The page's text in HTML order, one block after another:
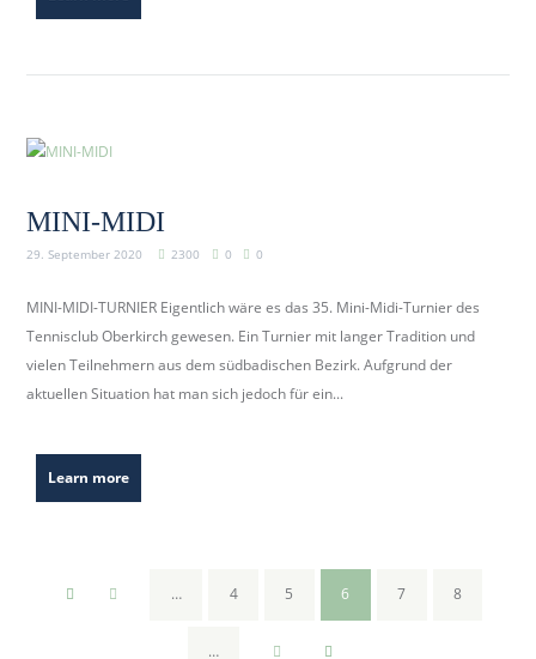
MINI-MIDI
29. September 2020 2300 0 0
MINI-MIDI-TURNIER Eigentlich wäre es das 35. Mini-Midi-Turnier des
Tennisclub Oberkirch gewesen. Ein Turnier mit langer Tradition und
vielen Teilnehmern aus dem südbadischen Bezirk. Aufgrund der
aktuellen Situation hat man sich jedoch für ein...
Learn more
… 4 5 6 7 8
…